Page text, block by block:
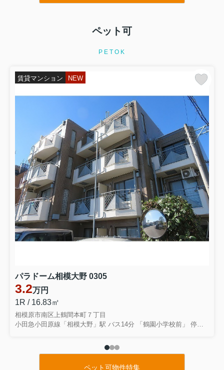
ペット可
PETOK
賃貸マンション NEW
パラドーム相模大野 0305
3.2万円
1R / 16.83㎡
相模原市南区上鶴間本町７丁目
ペット可物件特集